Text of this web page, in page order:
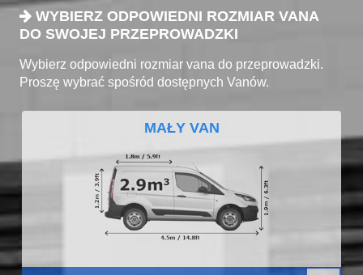
WYBIERZ ODPOWIEDNI ROZMIAR VANA
DO SWOJEJ PRZEPROWADZKI
Wybierz odpowiedni rozmiar vana do przeprowadzki.
Proszę wybrać spośród dostępnych Vanów.
MAŁY VAN